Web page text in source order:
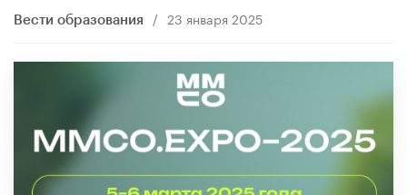
Вести образования / 23 января 2025